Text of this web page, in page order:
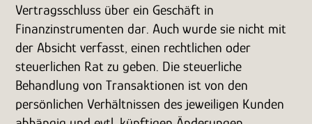
Vertragsschluss über ein Geschäft in
Finanzinstrumenten dar. Auch wurde sie nicht mit
der Absicht verfasst, einen rechtlichen oder
steuerlichen Rat zu geben. Die steuerliche
Behandlung von Transaktionen ist von den
persönlichen Verhältnissen des jeweiligen Kunden